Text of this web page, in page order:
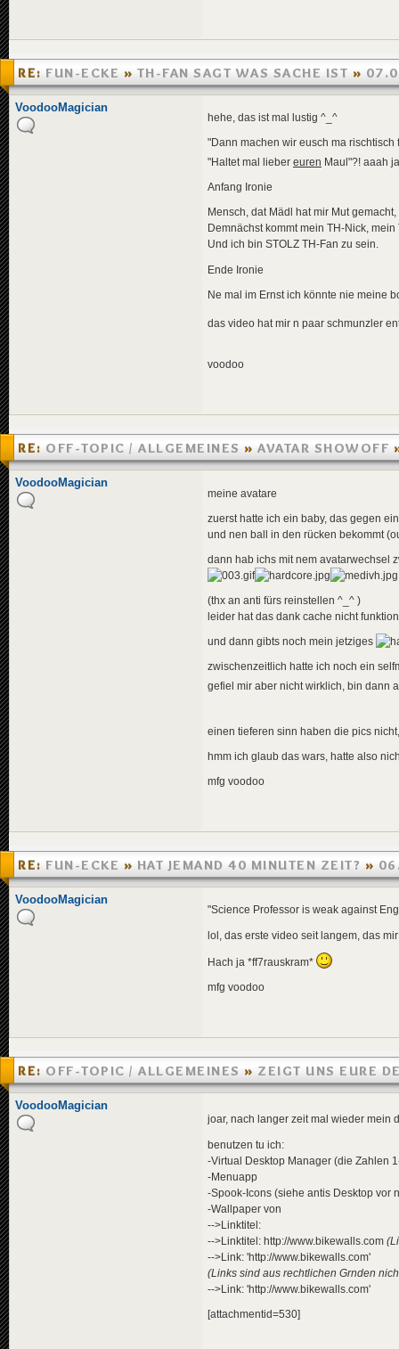
RE: FUN-ECKE » TH-FAN SAGT WAS SACHE IST »
VoodooMagician
hehe, das ist mal lustig ^_^
"Dann machen wir eusch ma rischtisch
"Haltet mal lieber euren Maul"?! aaah
Anfang Ironie
Mensch, dat Mädl hat mir Mut
Demnächst kommt mein TH-Nick,
Und ich bin STOLZ TH-Fan zu sein.
Ende Ironie
Ne mal im Ernst ich könnte nie meine
das video hat mir n paar schmunzler
voodoo
RE: OFF-TOPIC / ALLGEMEINES » AVATAR SHOWOFF
02:08
VoodooMagician
meine avatare
zuerst hatte ich ein baby, das gegen
und nen ball in den rücken bekommt
dann hab ichs mit nem avatarwechsel
(thx an anti fürs reinstellen ^_^ )
leider hat das dank cache nicht
und dann gibts noch mein jetziges
zwischenzeitlich hatte ich noch ein
gefiel mir aber nicht wirklich, bin dann
einen tieferen sinn haben die pics
hmm ich glaub das wars, hatte also
mfg voodoo
RE: FUN-ECKE » HAT JEMAND 40 MINUTEN ZEIT? »
03:00
VoodooMagician
"Science Professor is weak against
lol, das erste video seit langem, das
Hach ja *ff7rauskram*
mfg voodoo
RE: OFF-TOPIC / ALLGEMEINES » ZEIGT UNS EURE
»06.01.2007 02:55
VoodooMagician
joar, nach langer zeit mal wieder mein
benutzen tu ich:
-Virtual Desktop Manager (die Zahlen
-Menuapp
-Spook-Icons (siehe antis Desktop vor
-Wallpaper von
-->Linktitel:
-->Linktitel: http://www.bikewalls.com
-->Link: 'http://www.bikewalls.com'
(Links sind aus rechtlichen Grnden
-->Link: 'http://www.bikewalls.com'
[attachmentid=530]